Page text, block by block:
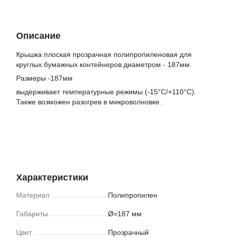
Описание
Крышка плоская прозрачная полипропиленовая для
круглых бумажных контейнеров диаметром - 187мм.
Размеры -187мм
выдерживает температурные режимы (-15°C/+110°C).
Также возможен разогрев в микроволновке.
Характеристики
Материал Полипропилен
Габариты Ø=187 мм
Цвет Прозрачный